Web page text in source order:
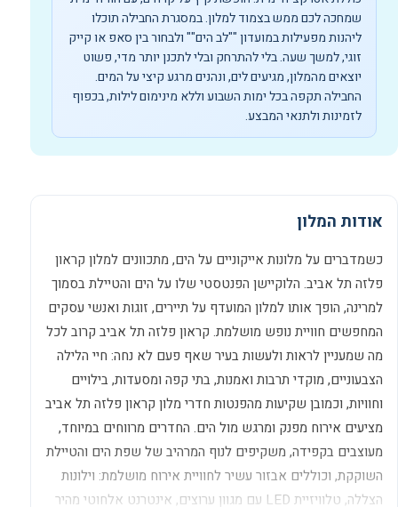
שמחכה לכם ממש בצמוד למלון. במסגרת החבילה תוכלו
ליהנות מפעילות במועדון ""לב הים"" ולבחור בין סאפ או קייק
זוגי, למשך שעה. בלי להתרחק ובלי לתכנן יותר מדי, פשוט
יוצאים מהמלון, מגיעים לים, ונהנים מרגע קיצי על המים.
החבילה תקפה בכל ימות השבוע וללא מינימום לילות, בכפוף
לזמינות ולתנאי המבצע.
אודות המלון
כשמדברים על מלונות אייקוניים על הים, מתכוונים למלון קראון
פלזה תל אביב. הלוקיישן הפנטסטי שלו על הים והטיילת בסמוך
למרינה, הופך אותו למלון המועדף על תיירים, זוגות ואנשי עסקים
המחפשים חוויית נופש מושלמת. קראון פלזה תל אביב קרוב לכל
מה שמעניין לראות ולעשות בעיר שאף פעם לא נחה: חיי הלילה
הצבעוניים, מוקדי תרבות ואמנות, בתי קפה ומסעדות, בילויים
וחוויות, וכמובן שקיעות מהפנטות חדרי מלון קראון פלזה תל אביב
מציעים אירוח מפנק ומרגש מול הים. החדרים מרווחים במיוחד,
מעוצבים בקפידה, משקיפים לנוף המרהיב של שפת הים והטיילת
השוקקת, וכוללים אבזור עשיר לחוויית אירוח מושלמת: וילונות
הצללה, טלוויזיית LED עם מגוון ערוצים, אינטרנט אלחוטי מהיר